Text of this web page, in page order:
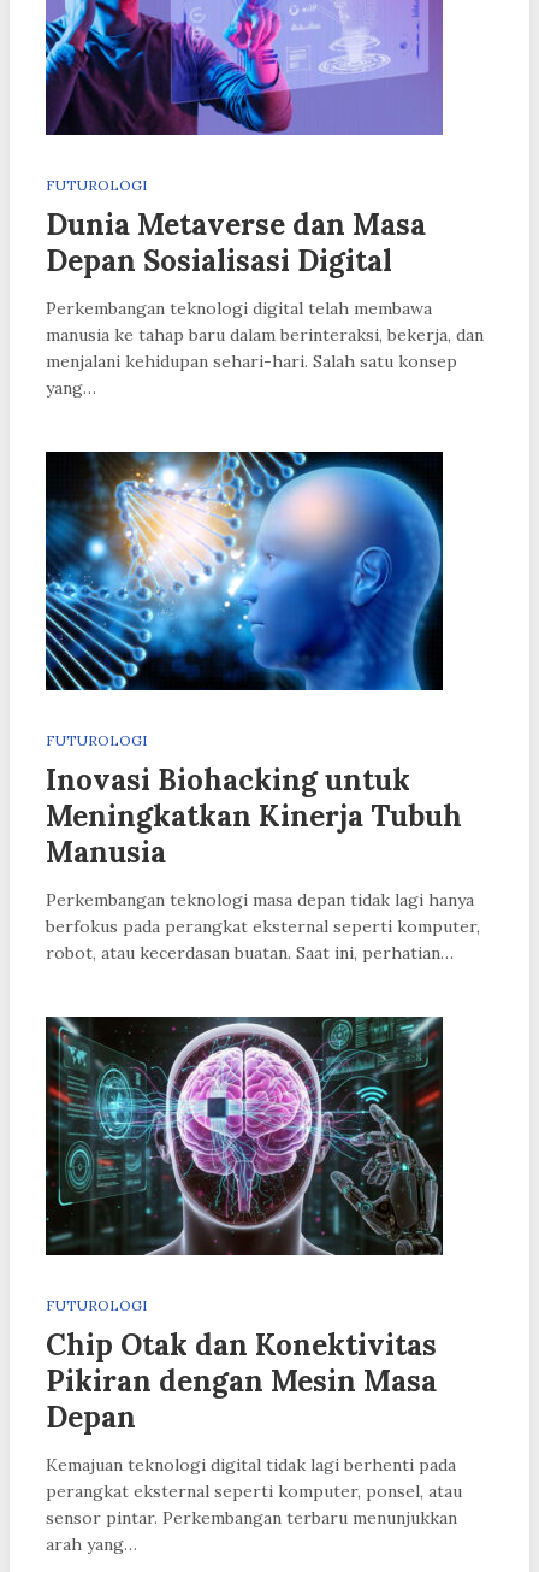
FUTUROLOGI
Dunia Metaverse dan Masa
Depan Sosialisasi Digital
Perkembangan teknologi digital telah membawa
manusia ke tahap baru dalam berinteraksi, bekerja, dan
menjalani kehidupan sehari-hari. Salah satu konsep
yang…
FUTUROLOGI
Inovasi Biohacking untuk
Meningkatkan Kinerja Tubuh
Manusia
Perkembangan teknologi masa depan tidak lagi hanya
berfokus pada perangkat eksternal seperti komputer,
robot, atau kecerdasan buatan. Saat ini, perhatian…
FUTUROLOGI
Chip Otak dan Konektivitas
Pikiran dengan Mesin Masa
Depan
Kemajuan teknologi digital tidak lagi berhenti pada
perangkat eksternal seperti komputer, ponsel, atau
sensor pintar. Perkembangan terbaru menunjukkan
arah yang…